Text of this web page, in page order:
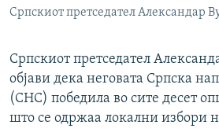
Српскиот претседател Александар
Српскиот претседател
објави дека неговата Српска
(СНС) победила во сите десет
што се одржаа локални избори